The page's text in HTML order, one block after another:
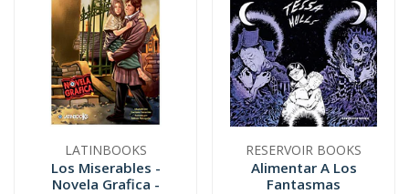
LATINBOOKS
Los Miserables -
Novela Grafica -
RESERVOIR BOOKS
Alimentar A Los
Fantasmas